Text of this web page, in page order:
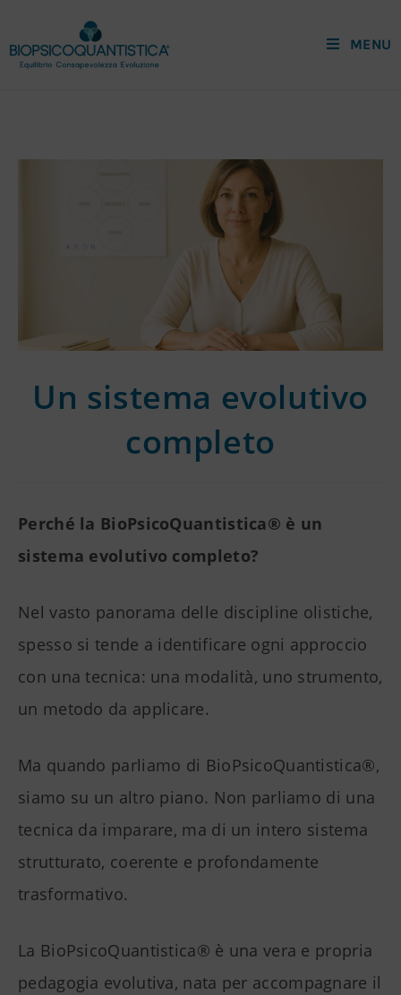
MENU
Un sistema evolutivo
completo
Perché la BioPsicoQuantistica® è un
sistema evolutivo completo?
Nel vasto panorama delle discipline olistiche,
spesso si tende a identificare ogni approccio
con una tecnica: una modalità, uno strumento,
un metodo da applicare.
Ma quando parliamo di BioPsicoQuantistica®,
siamo su un altro piano. Non parliamo di una
tecnica da imparare, ma di un intero sistema
strutturato, coerente e profondamente
trasformativo.
La BioPsicoQuantistica® è una vera e propria
pedagogia evolutiva, nata per accompagnare il